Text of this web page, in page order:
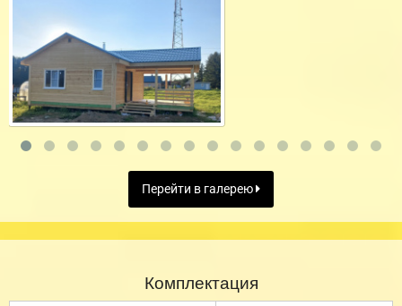
Перейти в галерею
Комплектация